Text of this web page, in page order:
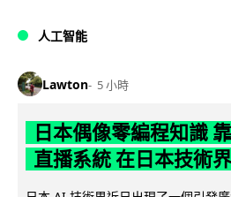
人工智能
Lawton 5 小時
日本偶像零編程知識
直播系統 在日本技術